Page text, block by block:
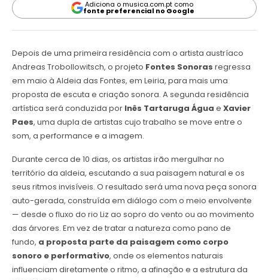
Adiciona o musica.com.pt como
fonte preferencial no Google
Depois de uma primeira residência com o artista austríaco
Andreas Trobollowitsch, o projeto Fontes Sonoras regressa
em maio à Aldeia das Fontes, em Leiria, para mais uma
proposta de escuta e criação sonora. A segunda residência
artística será conduzida por Inês Tartaruga Água e Xavier
Paes, uma dupla de artistas cujo trabalho se move entre o
som, a performance e a imagem.
Durante cerca de 10 dias, os artistas irão mergulhar no
território da aldeia, escutando a sua paisagem natural e os
seus ritmos invisíveis. O resultado será uma nova peça sonora
auto-gerada, construída em diálogo com o meio envolvente
— desde o fluxo do rio Liz ao sopro do vento ou ao movimento
das árvores. Em vez de tratar a natureza como pano de
fundo, a proposta parte da paisagem como corpo
sonoro e performativo, onde os elementos naturais
influenciam diretamente o ritmo, a afinação e a estrutura da